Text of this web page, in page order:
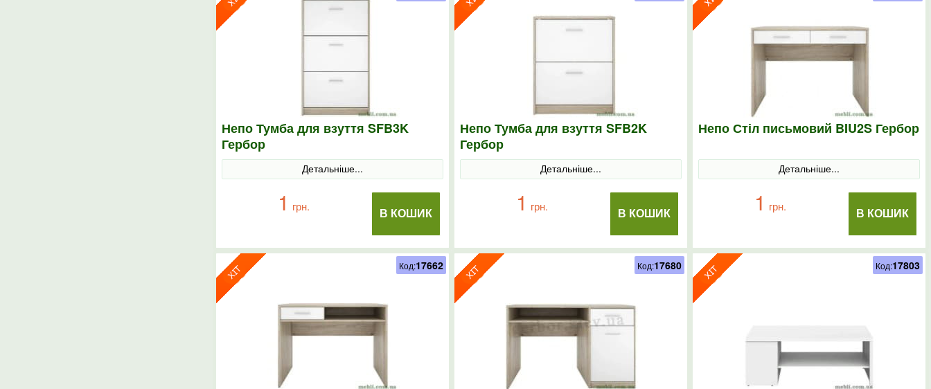
Непо Тумба для взуття SFB3K
Гербор
Детальніше...
В КОШИК
1 грн.
Непо Тумба для взуття SFB2K
Гербор
Детальніше...
В КОШИК
1 грн.
Непо Стіл письмовий BIU2S Гербор
Детальніше...
В КОШИК
1 грн.
Код:17662 Код:17680 Код:17803